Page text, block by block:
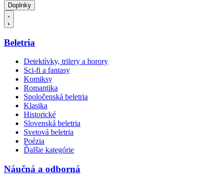
Doplnky
Beletria
Detektívky, trilery a horory
Sci-fi a fantasy
Komiksy
Romantika
Spoločenská beletria
Klasika
Historické
Slovenská beletria
Svetová beletria
Poézia
Ďalšie kategórie
Náučná a odborná